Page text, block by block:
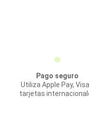
Pago seguro
Utiliza Apple Pay,
tarjetas